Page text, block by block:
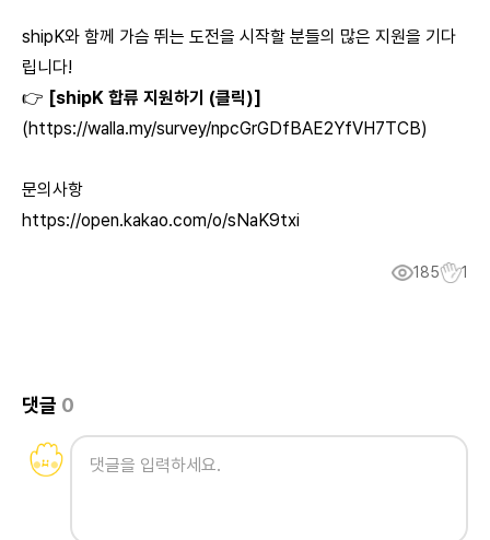
shipK와 함께 가슴 뛰는 도전을 시작할 분들의 많은 지원을 기다
립니다!
👉 [shipK 합류 지원하기 (클릭)]
(https://walla.my/survey/npcGrGDfBAE2YfVH7TCB)
문의사항
https://open.kakao.com/o/sNaK9txi
185 1
댓글 0